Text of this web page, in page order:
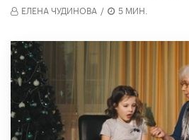
ЕЛЕНА ЧУДИНОВА / 5 МИН.